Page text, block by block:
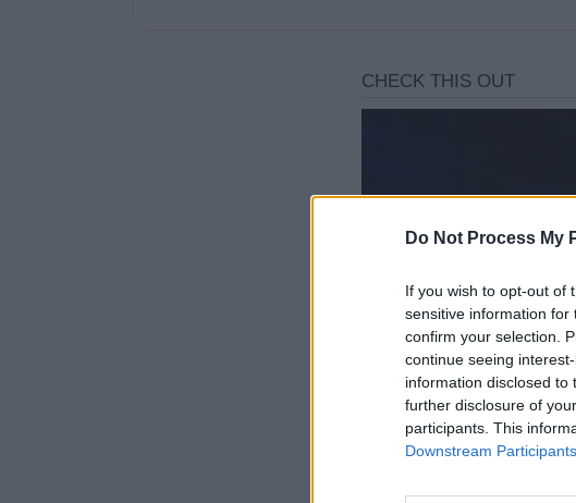
Do Not Process My
If you wish to opt-out of
sensitive information
confirm your selection.
continue seeing
information disclosed
further disclosure of
participants. This
Downstream Participants